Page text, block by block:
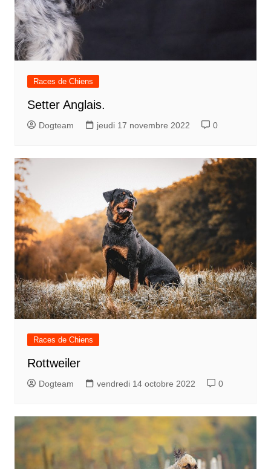
Races de Chiens
Setter Anglais.
Dogteam jeudi 17 novembre 2022 0
Races de Chiens
Rottweiler
Dogteam vendredi 14 octobre 2022 0